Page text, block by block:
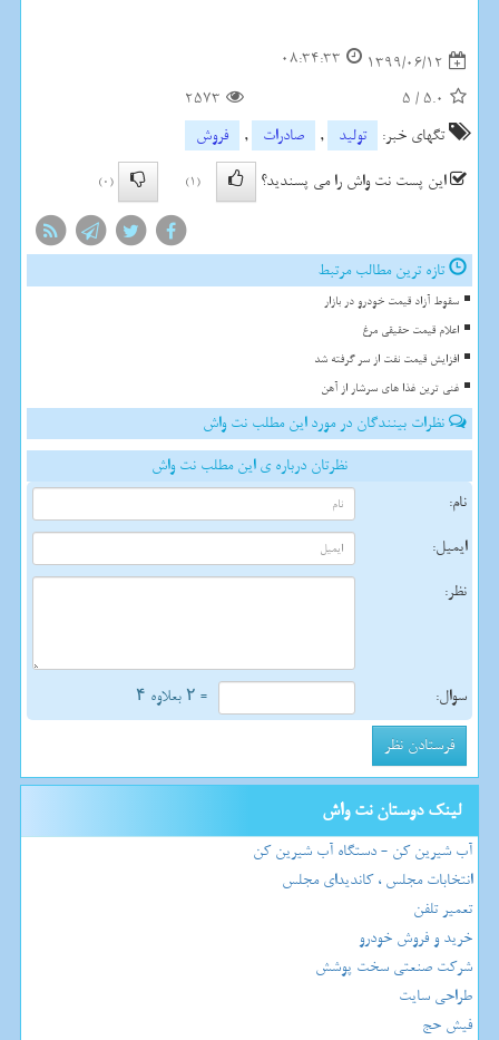
1399/06/12
08:34:33
5.0
/
5
2573
تگهای خبر:
تولید , صادرات ,
فروش
این پست نت واش را می پسندید؟
(1)
(0)
تازه ترین مطالب مرتبط
سقوط آزاد قیمت خودرو در بازار
اعلام قیمت حقیقی مرغ
افزایش قیمت نفت از سر گرفته شد
غنی ترین غذا های سرشار از آهن
نظرات بینندگان در مورد این مطلب نت واش
نظرتان درباره ی این مطلب نت واش
نام:
ایمیل:
نظر:
سوال: = ۲ بعلاوه ۴
لینک دوستان نت واش
آب شیرین کن - دستگاه آب شیرین کن
انتخابات مجلس ، کاندیدای مجلس
تعمیر تلفن
خرید و فروش خودرو
شرکت صنعتی سخت پوشش
طراحی سایت
فیش حج